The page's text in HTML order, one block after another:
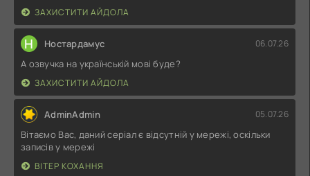
ЗАХИСТИТИ АЙДОЛА
Н Ностардамус 06.07.26
А озвучка на українській мові буде?
ЗАХИСТИТИ АЙДОЛА
AdminAdmin 05.07.26
Вітаємо Вас, даний серіал є відсутній у мережі, оскільки
записів у мережі
ВІТЕР КОХАННЯ